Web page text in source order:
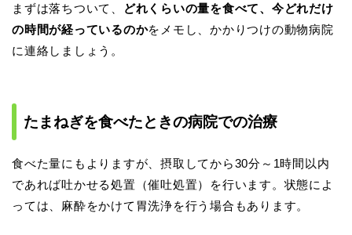
まずは落ちついて、
どれくらいの量を食べて、今どれだけ
の時間が経っているのかをメモし、かかりつけの動物病院
に連絡しましょう。
たまねぎを食べたときの病院での治療
食べた量にもよりますが、摂取してから30分～1時間以内
であれば吐かせる処置（催吐処置）を行います。状態によ
っては、麻酔をかけて胃洗浄を行う場合もあります。